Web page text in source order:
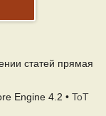
статей прямая
Engine 4.2 • ToT